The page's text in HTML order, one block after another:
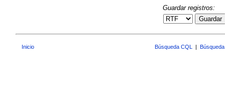
Guardar registros:
Guardar
Inicio Búsqueda CQL